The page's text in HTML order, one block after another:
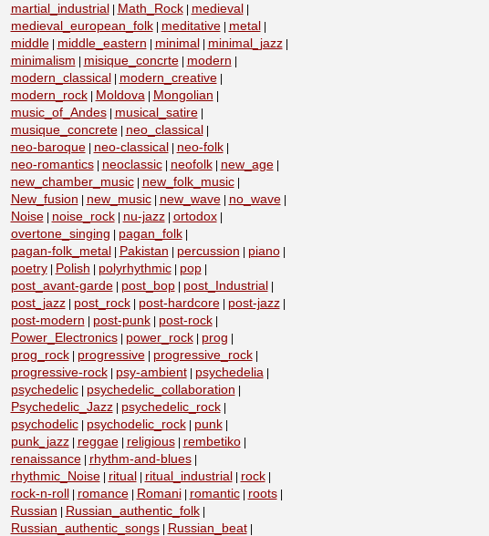
martial_industrial Math_Rock| medieval
medieval_european_folk| meditative| metal
middle| middle_eastern minimal minimal_jazz|
minimalism misique_concrte| modern
modern_classical modern_creative|
modern_rock| Moldova| Mongolian
music_of_Andes| musical_satire|
musique_concrete| neo_classical
neo-baroque| neo-classical neo-folk|
neo-romantics| neoclassic| neofolk| new_age|
new_chamber_music| new_folk_music|
New_fusion new_music| new_wave| no_wave|
Noise| noise_rock| nu-jazz| ortodox|
overtone_singing pagan_folk|
pagan-folk_metal Pakistan percussion piano|
poetry| Polish polyrhythmic| pop|
post_avant-garde| post_bop| post_Industrial
post_jazz| post_rock| post-hardcore| post-jazz|
post-modern post-punk| post-rock|
Power_Electronics| power_rock| prog
prog_rock| progressive| progressive_rock|
progressive-rock| psy-ambient| psychedelia|
psychedelic| psychedelic_collaboration
Psychedelic_Jazz| psychedelic_rock|
psychodelic| psychodelic_rock| punk|
punk_jazz| reggae| religious| rembetiko|
renaissance| rhythm-and-blues|
rhythmic_Noise| ritual ritual_industrial rock|
rock-n-roll romance| Romani| romantic| roots|
Russian Russian_authentic_folk|
Russian_authentic_songs| Russian_beat|